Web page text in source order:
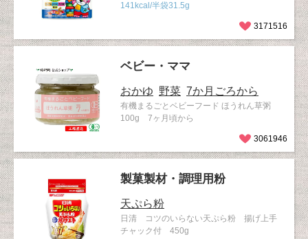
141kcal/半袋31.5g
3171516
ベビー・ママ
おかゆ 野菜 7か月ごろから
有機まるごとベビーフード ほうれん草粥
100g 7ヶ月頃から
3061946
製菓製材・調理用粉
天ぷら粉
日清 コツのいらない天ぷら粉 揚げ上手
チャック付 450g